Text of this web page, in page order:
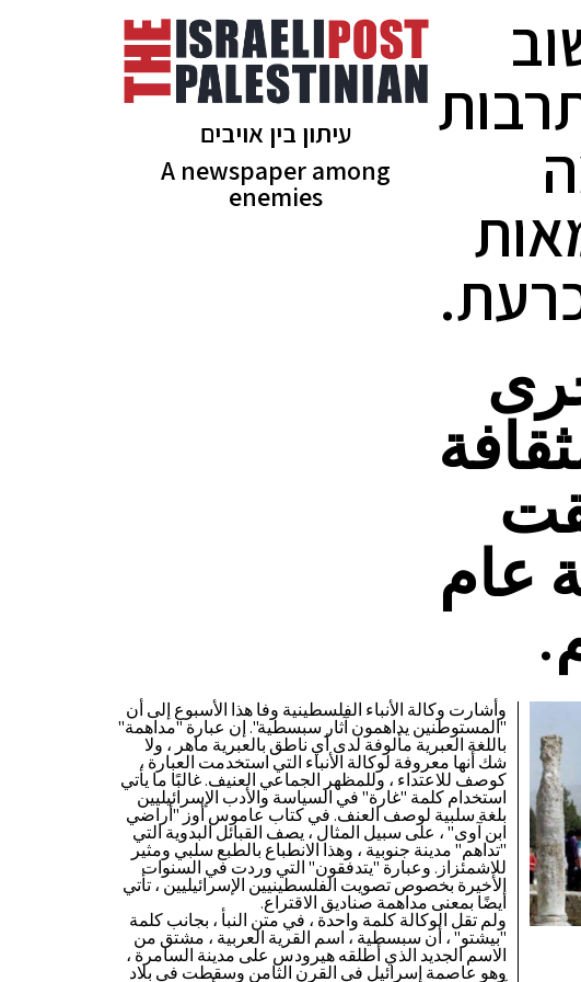
عام
עיתון בין אויבים
A newspaper among
enemies
وأشارت وكالة الأنباء الفلسطينية وفا هذا الأسبوع إلى أن
"المستوطنين يداهمون آثار سبسطية". إن عبارة "مداهمة"
باللغة العبرية مألوفة لدى أي ناطق بالعبرية ماهر ، ولا
شك أنها معروفة لوكالة الأنباء التي استخدمت العبارة ،
كوصف للاعتداء ، وللمظهر الجماعي العنيف. غالبًا ما يأتي
استخدام كلمة "غارة" في السياسة والأدب الإسرائيليين
بلغة سلبية لوصف العنف. في كتاب عاموس أوز "أراضي
ابن آوى" ، على سبيل المثال ، يصف القبائل البدوية التي
"تداهم" مدينة جنوبية ، وهذا الانطباع بالطبع سلبي ومثير
للاشمئزاز. وعبارة "يتدفقون" التي وردت في السنوات
الأخيرة بخصوص تصويت الفلسطينيين الإسرائيليين ، تأتي
أيضًا بمعنى مداهمة صناديق الاقتراع.
ولم تقل الوكالة كلمة واحدة ، في متن النبأ ، بجانب كلمة
"بيشتو" ، أن سبسطية ، اسم القرية العربية ، مشتق من
الاسم الجديد الذي أطلقه هيرودس على مدينة السامرة ،
وهو عاصمة إسرائيل في القرن الثامن وسقطت في بلاد